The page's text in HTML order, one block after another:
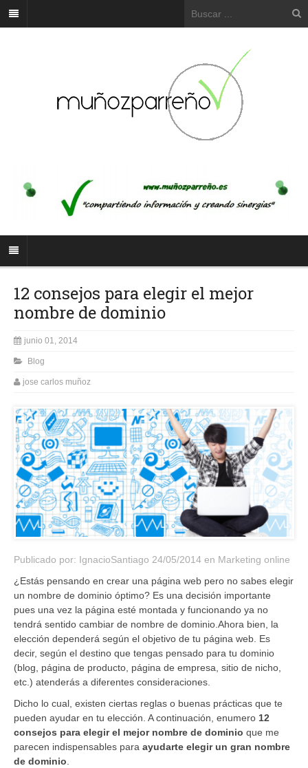
12 consejos para elegir el mejor
nombre de dominio
junio 01, 2014
Blog
jose carlos muñoz
Publicado por: IgnacioSantiago 24/05/2014 en Marketing online
¿Estás pensando en crear una página web pero no sabes elegir
un nombre de dominio óptimo? Es una decisión importante
pues una vez la página esté montada y funcionando ya no
tendrá sentido cambiar de nombre de dominio.Ahora bien, la
elección dependerá según el objetivo de tu página web. Es
decir, según el destino que tengas pensado para tu dominio
(blog, página de producto, página de empresa, sitio de nicho,
etc.) atenderás a diferentes consideraciones.
Dicho lo cual, existen ciertas reglas o buenas prácticas que te
pueden ayudar en tu elección. A continuación, enumero 12
consejos para elegir el mejor nombre de dominio que me
parecen indispensables para ayudarte elegir un gran nombre
de dominio